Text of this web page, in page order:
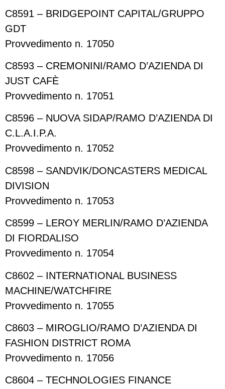
C8591 – BRIDGEPOINT CAPITAL/GRUPPO
GDT
Provvedimento n. 17050
C8593 – CREMONINI/RAMO D’AZIENDA DI
JUST CAFÈ
Provvedimento n. 17051
C8596 – NUOVA SIDAP/RAMO D’AZIENDA DI
C.L.A.I.P.A.
Provvedimento n. 17052
C8598 – SANDVIK/DONCASTERS MEDICAL
DIVISION
Provvedimento n. 17053
C8599 – LEROY MERLIN/RAMO D’AZIENDA
DI FIORDALISO
Provvedimento n. 17054
C8602 – INTERNATIONAL BUSINESS
MACHINE/WATCHFIRE
Provvedimento n. 17055
C8603 – MIROGLIO/RAMO D’AZIENDA DI
FASHION DISTRICT ROMA
Provvedimento n. 17056
C8604 – TECHNOLOGIES FINANCE